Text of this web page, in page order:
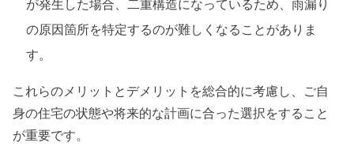
が発生した場合、二重構造になっているため、雨漏り
の原因箇所を特定するのが難しくなることがありま
す。
これらのメリットとデメリットを総合的に考慮し、ご自
身の住宅の状態や将来的な計画に合った選択をすること
が重要です。